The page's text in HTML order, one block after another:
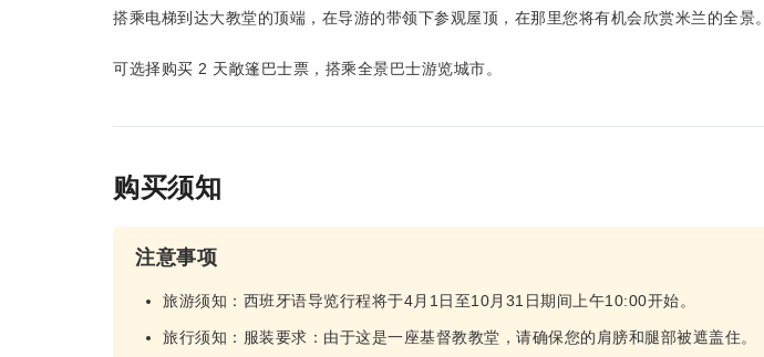
搭乘电梯到达大教堂的顶端，在导游的带领下参观屋顶，在那里您将有机会欣赏米兰的全景。
可选择购买 2 天敞篷巴士票，搭乘全景巴士游览城市。
购买须知
注意事项
旅游须知：西班牙语导览行程将于4月1日至10月31日期间上午10:00开始。
旅行须知：服装要求：由于这是一座基督教教堂，请确保您的肩膀和腿部被遮盖住。